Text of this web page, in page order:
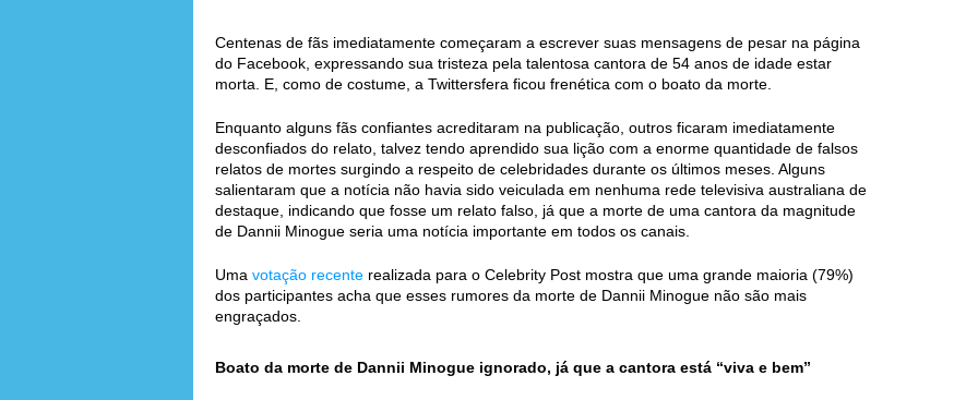
Centenas de fãs imediatamente começaram a escrever suas mensagens de pesar na página
do Facebook, expressando sua tristeza pela talentosa cantora de 54 anos de idade estar
morta. E, como de costume, a Twittersfera ficou frenética com o boato da morte.
Enquanto alguns fãs confiantes acreditaram na publicação, outros ficaram imediatamente
desconfiados do relato, talvez tendo aprendido sua lição com a enorme quantidade de falsos
relatos de mortes surgindo a respeito de celebridades durante os últimos meses. Alguns
salientaram que a notícia não havia sido veiculada em nenhuma rede televisiva australiana de
destaque, indicando que fosse um relato falso, já que a morte de uma cantora da magnitude
de Dannii Minogue seria uma notícia importante em todos os canais.
Uma votação recente realizada para o Celebrity Post mostra que uma grande maioria (79%)
dos participantes acha que esses rumores da morte de Dannii Minogue não são mais
engraçados.
Boato da morte de Dannii Minogue ignorado, já que a cantora está “viva e bem”